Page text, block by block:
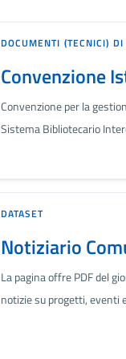
DOCUMENTI (TECNICI) DI
Convenzione
Convenzione per la
Sistema Bibliotecario
DATASET
Notiziario
La pagina offre PDF del
notizie su progetti, eventi